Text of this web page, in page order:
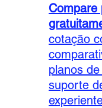
Compare
cotação
planos
suporte